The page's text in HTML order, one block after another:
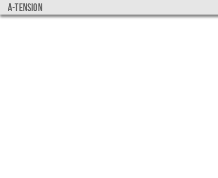
a-tension